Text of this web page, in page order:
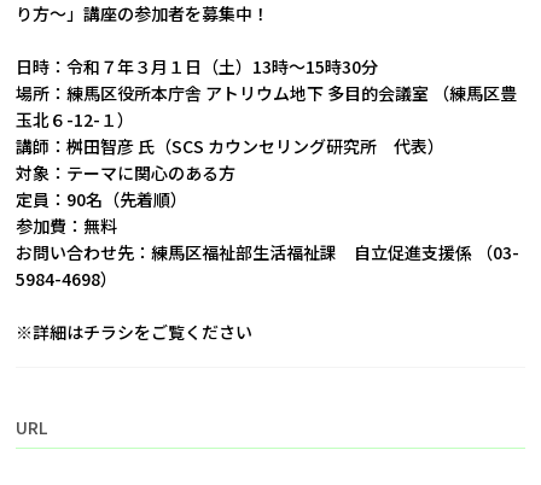
り方～」講座の参加者を募集中！
日時：令和７年３月１日（土）13時～15時30分
場所：練馬区役所本庁舎 アトリウム地下 多目的会議室 （練馬区豊
玉北６-12-１）
講師：桝田智彦 氏（SCS カウンセリング研究所　代表）
対象：テーマに関心のある方
定員：90名（先着順）
参加費：無料
お問い合わせ先：練馬区福祉部生活福祉課　自立促進支援係 （03-
5984-4698）
※詳細はチラシをご覧ください
URL